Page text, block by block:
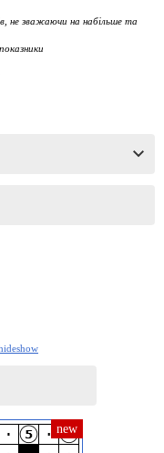
не зважаючи на набільше та
show